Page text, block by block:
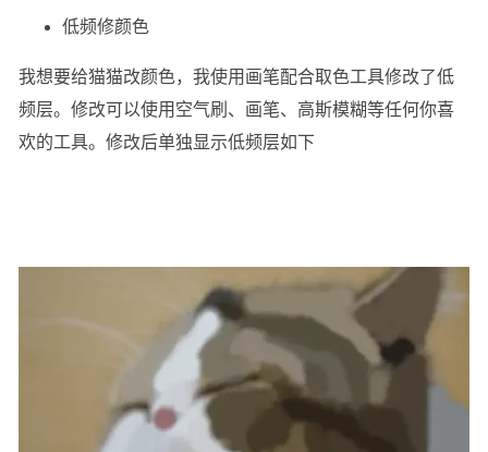
低频修颜色
我想要给猫猫改颜色，我使用画笔配合取色工具修改了低
频层。修改可以使用空气刷、画笔、高斯模糊等任何你喜
欢的工具。修改后单独显示低频层如下